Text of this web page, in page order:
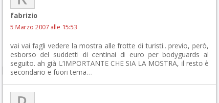
fabrizio
5 Marzo 2007 alle 15:53
vai vai fagli vedere la mostra alle frotte di turisti.. previo, però,
esborso del suddetti di centinai di euro per bodyguards al
seguito. ah già L’IMPORTANTE CHE SIA LA MOSTRA, il resto è
secondario e fuori tema…